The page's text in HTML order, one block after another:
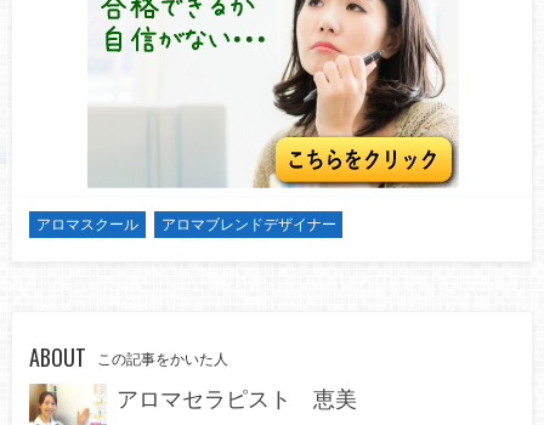
アロマスクール アロマブレンドデザイナー
ABOUT この記事をかいた人
アロマセラピスト 恵美